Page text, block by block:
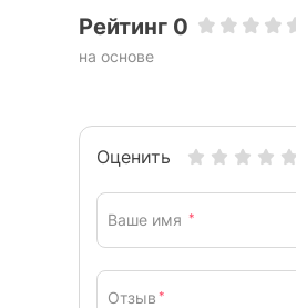
Рейтинг 0
на основе
Оценить
Ваше имя *
Отзыв *